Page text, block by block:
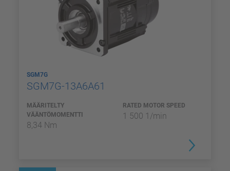
SGM7G
SGM7G-13A6A61
MÄÄRITELTY
VÄÄNTÖMOMENTTI
8,34 Nm
RATED MOTOR SPEED
1 500 1/min